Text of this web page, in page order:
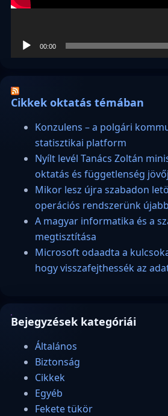
00:00
Cikkek oktatás témában
Konzulens – a polgári
statisztikai platform
Nyílt levél Tanács Zoltán
oktatás és függetlenség
Mikor lesz újra szabadon
operációs rendszerünk
A magyar informatika és a
megtisztítása
Microsoft odaadta a
hogy visszafejthessék az
Bejegyzések kategóriái
Általános
Biztonság
Cikkek
Egyéb
Fekete tükör